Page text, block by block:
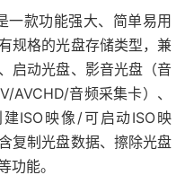
一款功能强大、简单易用
规格的光盘存储类型，兼
启动光盘、影音光盘（音
AVCHD/音频采集卡）、
ISO映像/可启动ISO映
复制光盘数据、擦除光盘
功能。